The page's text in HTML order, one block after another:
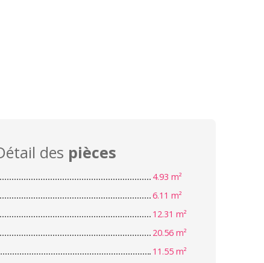
des pièces
4.93 m²
6.11 m²
12.31 m²
20.56 m²
11.55 m²